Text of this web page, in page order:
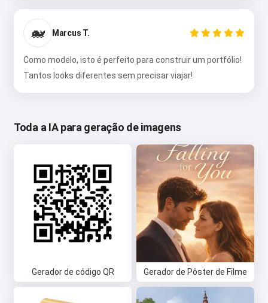
🐋 Marcus T.
Como modelo, isto é perfeito para construir um portfólio!
Tantos looks diferentes sem precisar viajar!
Toda a IA para geração de imagens
Gerador de código QR Gerador de Pôster de Filme